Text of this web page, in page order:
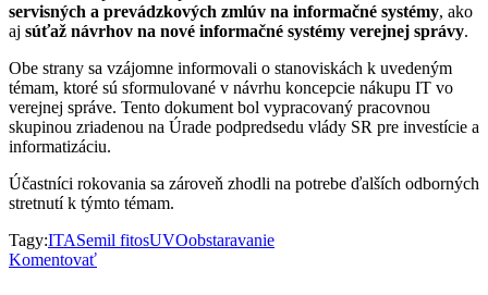
servisných a prevádzkových zmlúv na informačné systémy, ako
aj súťaž návrhov na nové informačné systémy verejnej správy.
Obe strany sa vzájomne informovali o stanoviskách k uvedeným
témam, ktoré sú sformulované v návrhu koncepcie nákupu IT vo
verejnej správe. Tento dokument bol vypracovaný pracovnou
skupinou zriadenou na Úrade podpredsedu vlády SR pre investície a
informatizáciu.
Účastníci rokovania sa zároveň zhodli na potrebe ďalších odborných
stretnutí k týmto témam.
Tagy:ITASemil fitosUVOobstaravanie
Komentovať